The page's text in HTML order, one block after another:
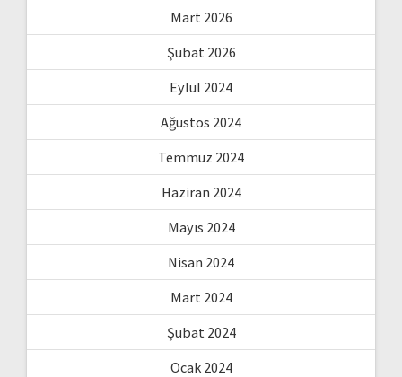
Mart 2026
Şubat 2026
Eylül 2024
Ağustos 2024
Temmuz 2024
Haziran 2024
Mayıs 2024
Nisan 2024
Mart 2024
Şubat 2024
Ocak 2024